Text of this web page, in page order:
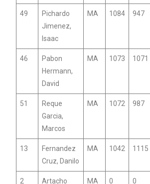
49
Pichardo
Jimenez,
Isaac
MA 1084 947
46
Pabon
Hermann,
David
MA 1073 1071
51
Reque
Garcia,
Marcos
MA 1072 987
13
Fernandez
Cruz, Danilo
MA 1042 1115
2 Artacho MA 0 0